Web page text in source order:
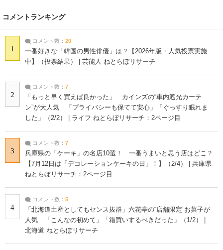
コメントランキング
1
コメント数： 20
一番好きな「韓国の男性俳優」は？【2026年版・人気投票実施
中】（投票結果） | 芸能人 ねとらぼリサーチ
2
コメント数： 7
「もっと早く買えば良かった」 カインズの“車内遮光カーテ
ン”が大人気 「プライバシーも保てて安心」「ぐっすり眠れま
した」（2/2） | ライフ ねとらぼリサーチ：2ページ目
3
コメント数： 7
兵庫県の「ケーキ」の名店10選！ 一番うまいと思う店はどこ？
【7月12日は「デコレーションケーキの日」！】（2/4） | 兵庫県
ねとらぼリサーチ：2ページ目
4
コメント数： 5
「北海道土産としてもセンス抜群」六花亭の“店舗限定”お菓子が
人気 「こんなの初めて」「箱買いするべきだった」（1/2） |
北海道 ねとらぼリサーチ